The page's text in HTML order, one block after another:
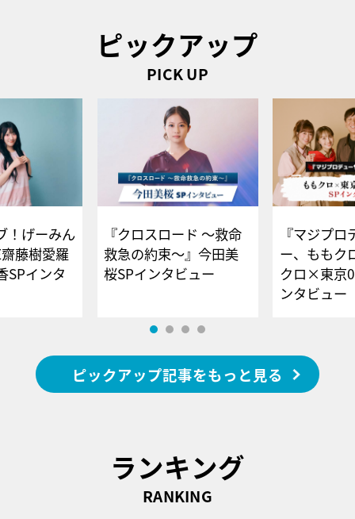
ピックアップ
PICK UP
！げーみん
藤樹愛羅
SPインタ
『クロスロード ～救命
救急の約束～』今田美
桜SPインタビュー
『マジプロ
ー、ももク
クロ×東京
ンタビュー
ピックアップ記事をもっと見る
ランキング
RANKING